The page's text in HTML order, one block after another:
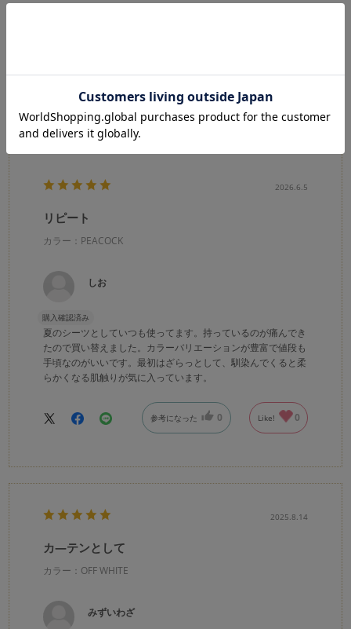
絞り込み 表示：新しい順
2026.6.5
リピート
カラー：PEACOCK
しお
購入確認済み
夏のシーツとしていつも使ってます。持っているのが痛んでき
たので買い替えました。カラーバリエーションが豊富で値段も
手頃なのがいいです。最初はざらっとして、馴染んでくると柔
らかくなる肌触りが気に入っています。
参考になった 0 Like! 0
2025.8.14
カ―テンとして
カラー：OFF WHITE
みずいわざ